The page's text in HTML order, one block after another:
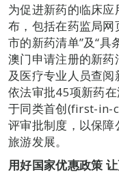
为促进新药的临床
布，包括在药监局网
市的新药清单”及“
澳门申请注册的新药
及医疗专业人员查
依法审批45项新药
于同类首创(first-in-
评审批制度，以保
旅游发展。
用好国家优惠政策